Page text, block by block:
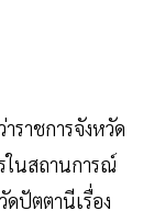
ราชการจังหวัด
ในสถานการณ์
ปัตตานีเรื่อง